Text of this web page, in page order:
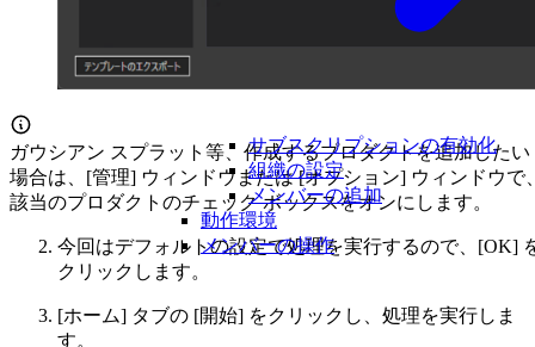
サブスクリプションの有効化
組織の設定
メンバーの追加
動作環境
メンバーの操作
ガウシアン スプラット等、作成するプロダクトを追加したい
場合は、[管理] ウィンドウまたは [オプション] ウィンドウで
該当のプロダクトのチェック ボックスをオンにします。
今回はデフォルトの設定で処理を実行するので、[OK]
クリックします。
[ホーム] タブの [開始] をクリックし、処理を実行しま
す。